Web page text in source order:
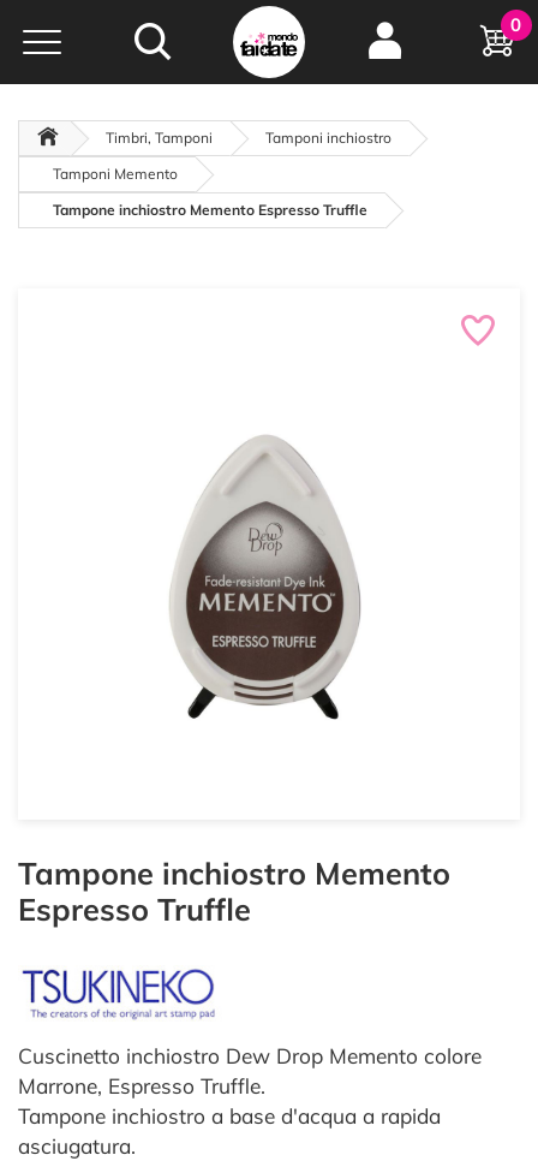
Hobby e
creatività...
oltre 15 anni online
0
Timbri, Tamponi
Tamponi inchiostro
Tamponi Memento
Tampone inchiostro Memento Espresso Truffle
Tampone inchiostro Memento
Espresso Truffle
Cuscinetto inchiostro Dew Drop Memento colore
Marrone, Espresso Truffle.
Tampone inchiostro a base d'acqua a rapida
asciugatura.